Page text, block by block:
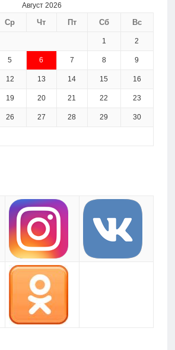
Август 2026
Ср Чт Пт Сб Вс
1 2
5 6 7 8 9
12 13 14 15 16
19 20 21 22 23
26 27 28 29 30